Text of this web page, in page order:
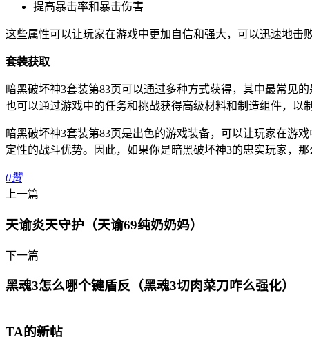
提高暴击率和暴击伤害
这些属性可以让玩家在游戏中更加自信和强大，可以迅速地击
套装获取
暗黑破坏神3套装第83页可以通过多种方式获得，其中最常见
也可以通过游戏中的任务和挑战获得高级材料和制造组件，以
暗黑破坏神3套装第83页是出色的游戏装备，可以让玩家在游
定性的战斗优势。因此，如果你是暗黑破坏神3的忠实玩家，
0赞
上一篇
天谕炎天守护（天谕69纯奶奶妈）
下一篇
黑魂3怎么哪个键盾反（黑魂3切肉菜刀咋么强化）
TA的新帖